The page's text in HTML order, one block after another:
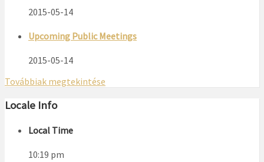
2015-05-14
Upcoming Public Meetings
2015-05-14
Továbbiak megtekintése
Locale Info
Local Time
10:19 pm